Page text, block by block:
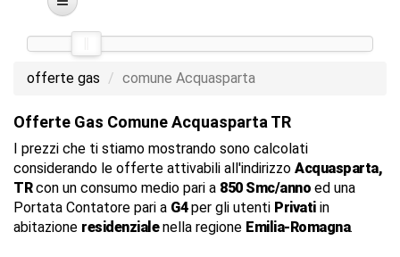
offerte gas comune Acquasparta
Offerte Gas Comune Acquasparta TR
I prezzi che ti stiamo mostrando sono calcolati
considerando le offerte attivabili all'indirizzo Acquasparta,
TRcon un consumo medio pari a 850 Smc/anno ed una
Portata Contatore pari a G4per gli utenti Privatiin
abitazione residenzialenella regione Emilia-Romagna.